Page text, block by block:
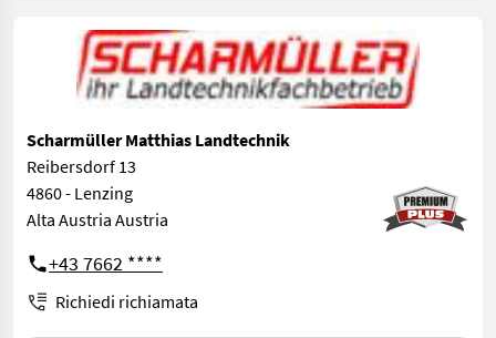
Scharmüller Matthias Landtechnik
Reibersdorf 13
4860 - Lenzing
Alta Austria Austria
+43 7662 ****
Richiedi richiamata